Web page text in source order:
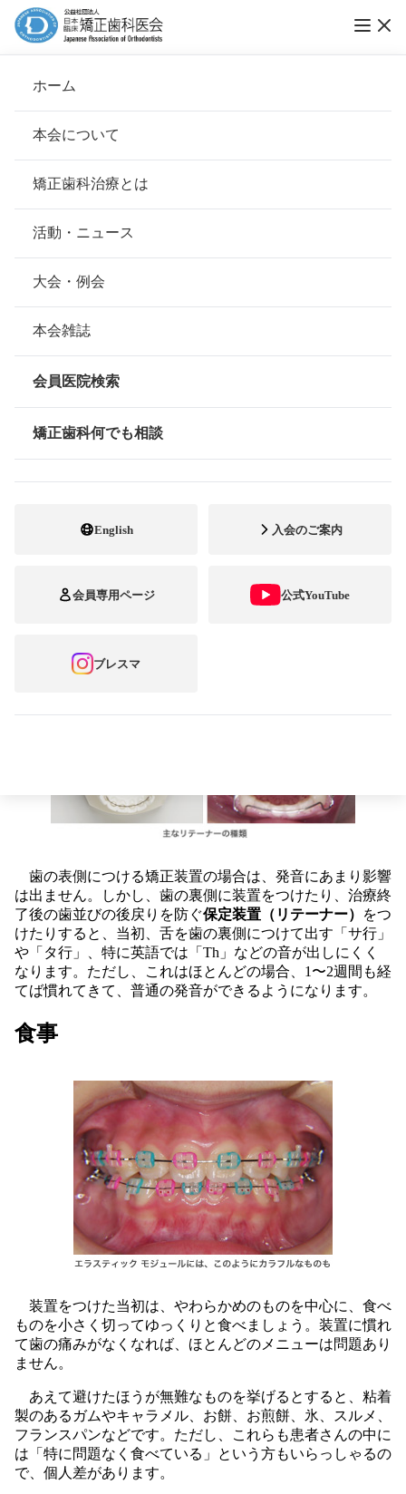
ホーム
本会について
会長挨拶
基本理念
組織について
本会の歴史
情報公開
矯正歯科治療とは
安心して治療を受けていただくための「6つの指針」
安心できる矯正歯科治療契約のための「7つの提言」
矯正歯科治療について
活動・ニュース
大会・例会
本会雑誌
会員医院検索
矯正歯科何でも相談
English 入会のご案内
会員専用ページ 公式YouTube
ブレスマ
ホーム 何でも相談
矯正装置をつけると、発音や食事がしづ
らいと聞きますが、どの程度でしょう
か？
慣れるまでは多少気になるかもしれませ
んが、時間とともに気にならなくなりま
す
歯の表側につける矯正装置の場合は、発音にあまり影響
は出ません。しかし、歯の裏側に装置をつけたり、治療終
了後の歯並びの後戻りを防ぐ保定装置（リテーナー）
をつ
けたりすると、当初、舌を歯の裏側につけて出す「サ行」
や「タ行」、特に英語では「Th」などの音が出しにくく
なります。ただし、これはほとんどの場合、1〜2週間も経
てば慣れてきて、普通の発音ができるようになります。
食事
装置をつけた当初は、やわらかめのものを中心に、食べ
ものを小さく切ってゆっくりと食べましょう。装置に慣れ
て歯の痛みがなくなれば、ほとんどのメニューは問題あり
ません。
あえて避けたほうが無難なものを挙げるとすると、粘着
製のあるガムやキャラメル、お餅、お煎餅、氷、スルメ、
フランスパンなどです。ただし、これらも患者さんの中に
は「特に問題なく食べている」という方もいらっしゃるの
で、個人差があります。